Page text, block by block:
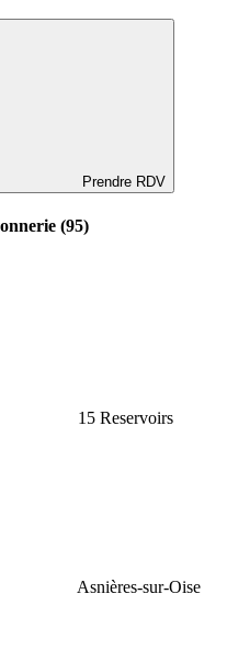
Prendre RDV
(95)
15 Reservoirs
Asnières-sur-Oise